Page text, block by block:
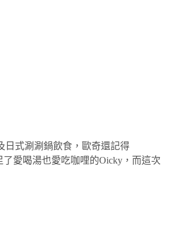
日式涮涮鍋飲食，歐奇還記得
愛喝湯也愛吃咖哩的Oicky，而這次